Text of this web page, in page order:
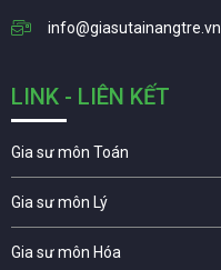
info@giasutainangtre.vn
LINK - LIÊN KẾT
Gia sư môn Toán
Gia sư môn Lý
Gia sư môn Hóa